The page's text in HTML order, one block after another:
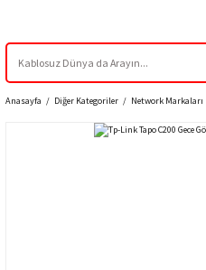
Anasayfa Diğer Kategoriler Network Markaları